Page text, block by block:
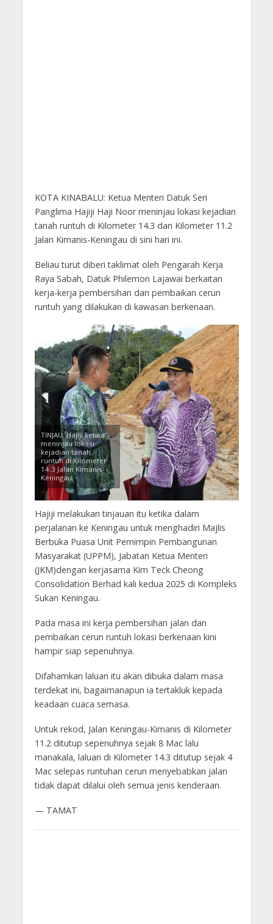
KOTA KINABALU: Ketua Menteri Datuk Seri
Panglima Hajiji Haji Noor meninjau lokasi kejadian
tanah runtuh di Kilometer 14.3 dan Kilometer 11.2
Jalan Kimanis-Keningau di sini hari ini.
Beliau turut diberi taklimat oleh Pengarah Kerja
Raya Sabah, Datuk Philemon Lajawai berkaitan
kerja-kerja pembersihan dan pembaikan cerun
runtuh yang dilakukan di kawasan berkenaan.
TINJAU: Hajiji ketika
meninjau lokasi
kejadian tanah
runtuh di Kilometer
14.3 Jalan Kimanis-
Keningau.
Hajiji melakukan tinjauan itu ketika dalam
perjalanan ke Keningau untuk menghadiri Majlis
Berbuka Puasa Unit Pemimpin Pembangunan
Masyarakat (UPPM), Jabatan Ketua Menteri
(JKM)dengan kerjasama Kim Teck Cheong
Consolidation Berhad kali kedua 2025 di Kompleks
Sukan Keningau.
Pada masa ini kerja pembersihan jalan dan
pembaikan cerun runtuh lokasi berkenaan kini
hampir siap sepenuhnya.
Difahamkan laluan itu akan dibuka dalam masa
terdekat ini, bagaimanapun ia tertakluk kepada
keadaan cuaca semasa.
Untuk rekod, Jalan Keningau-Kimanis di Kilometer
11.2 ditutup sepenuhnya sejak 8 Mac lalu
manakala, laluan di Kilometer 14.3 ditutup sejak 4
Mac selepas runtuhan cerun menyebabkan jalan
tidak dapat dilalui oleh semua jenis kenderaan.
— TAMAT